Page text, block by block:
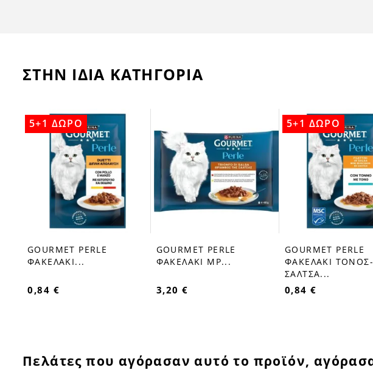
ΣΤΗΝ ΙΔΙΑ ΚΑΤΗΓΟΡΙΑ
favorite_border
GOURMET PERLE
ΦΑΚΕΛΑΚΙ...
0,84 €
5+1 ΔΩΡΟ
favorite_border
GOURMET PERLE
ΦΑΚΕΛΑΚΙ MP...
3,20 €
favorite_border
GOURMET PERLE
ΦΑΚΕΛΑΚΙ ΤΟΝΟΣ-
ΣΑΛΤΣΑ...
0,84 €
5+1 ΔΩΡΟ
Πελάτες που αγόρασαν αυτό το προϊόν,